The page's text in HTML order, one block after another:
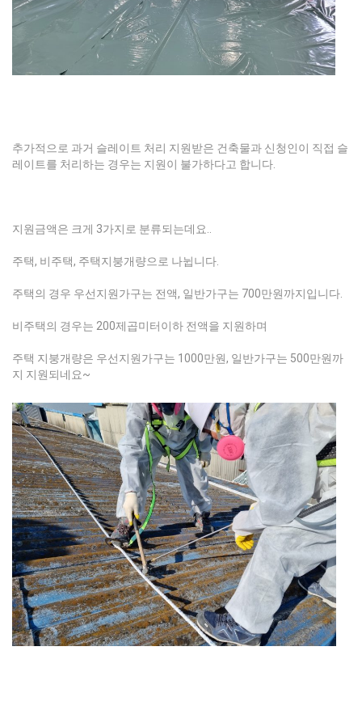
추가적으로 과거 슬레이트 처리 지원받은 건축물과 신청인이 직접 슬
레이트를 처리하는 경우는 지원이 불가하다고 합니다.
지원금액은 크게 3가지로 분류되는데요..
주택, 비주택, 주택지붕개량으로 나뉩니다.
주택의 경우 우선지원가구는 전액, 일반가구는 700만원까지입니다.
비주택의 경우는 200제곱미터이하 전액을 지원하며
주택 지붕개량은 우선지원가구는 1000만원, 일반가구는 500만원까
지 지원되네요~